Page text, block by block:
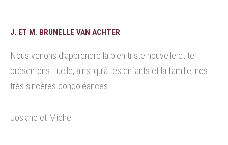
J. ET M. BRUNELLE VAN ACHTER
Nous venons d’apprendre la bien triste nouvelle et te
présentons Lucile, ainsi qu’à tes enfants et la famille, nos
très sincères condoléances.
Josiane et Michel